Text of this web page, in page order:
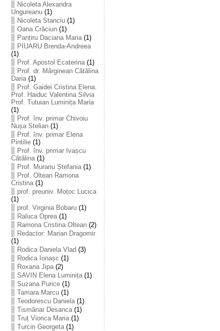
Nicoleta Alexandra
Ungureanu(1)
Nicoleta Stanciu(1)
Oana Crăciun(1)
Panțiru Daciana Maria(1)
PIUARU Brenda-Andreea
(1)
Prof. Apostol Ecaterina(1)
Prof. dr. Mărginean Cătălina
Daria(1)
Prof. Gaidei Cristina Elena.
Prof. Haiduc Valentina Silvia
Prof. Tutuian Luminița Maria
(1)
Prof. înv. primar Chivoiu
Nușa Stelian(1)
Prof. înv. primar Elena
Pintilie(1)
Prof. înv. primar Ivașcu
Cătălina(1)
Prof. Murariu Ștefania(1)
Prof. Oltean Ramona
Cristina(1)
prof. preuniv. Moțoc Lucica
(1)
prof. Virginia Bobaru(1)
Raluca Oprea(1)
Ramona Cristina Oltean(2)
Redactor: Marian Dragomir
(1)
Rodica Daniela Vlad (3)
Rodica Ionașc (1)
Roxana Jipa(2)
SAVIN Elena Luminița(1)
Suzana Purice(1)
Tamara Marcu(1)
Teodorescu Daniela(1)
Tismănar Desanca(1)
Truț Viorica Maria(1)
Turcin Georgeta(1)